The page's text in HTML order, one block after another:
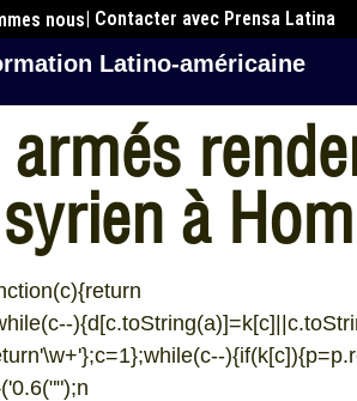
nous| Contacter avec Prensa Latina
Latino-américaine
à
");n